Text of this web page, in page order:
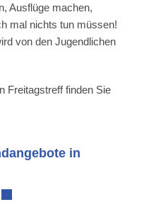
Ausflüge machen,
mal nichts tun müssen!
von den Jugendlichen
Freitagstreff finden Sie
in